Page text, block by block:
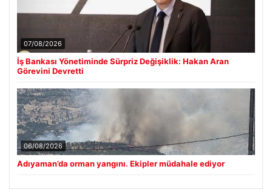
07/08/2026
İş Bankası Yönetiminde Sürpriz Değişiklik: Hakan Aran
Görevini Devretti
06/08/2026
Adıyaman’da orman yangını. Ekipler müdahale ediyor